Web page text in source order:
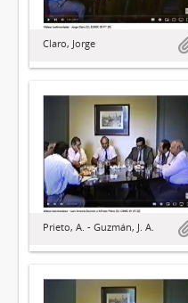
Claro, Jorge
Prieto, A. - Guzmán, J. A.